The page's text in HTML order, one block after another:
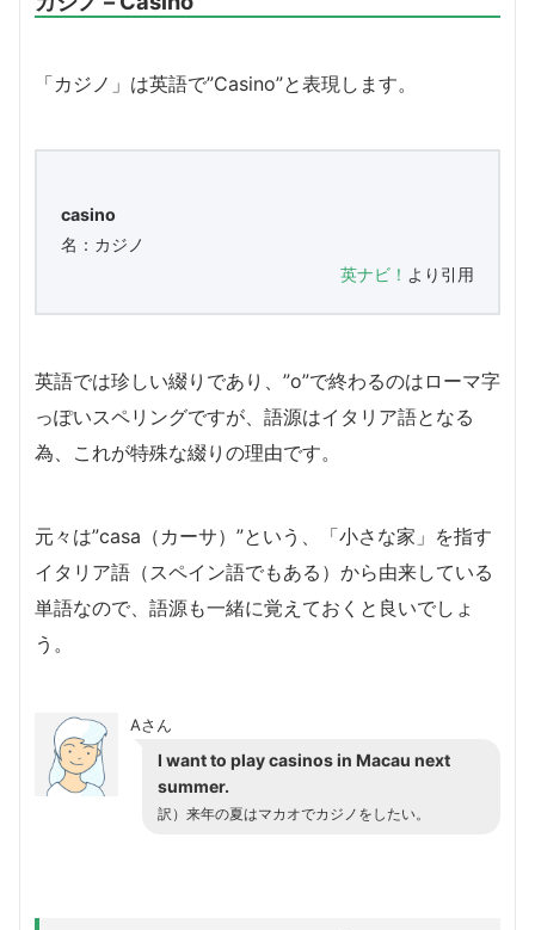
「カジノ」は英語で”Casino”と表現します。
casino
名：カジノ
英ナビ！ より引用
英語では珍しい綴りであり、”o”で終わるのはローマ字
っぽいスペリングですが、語源はイタリア語となる
為、これが特殊な綴りの理由です。
元々は”casa（カーサ）”という、「小さな家」を指す
イタリア語（スペイン語でもある）から由来している
単語なので、語源も一緒に覚えておくと良いでしょ
う。
Aさん
I want to play casinos in Macau next
summer.
訳）来年の夏はマカオでカジノをしたい。